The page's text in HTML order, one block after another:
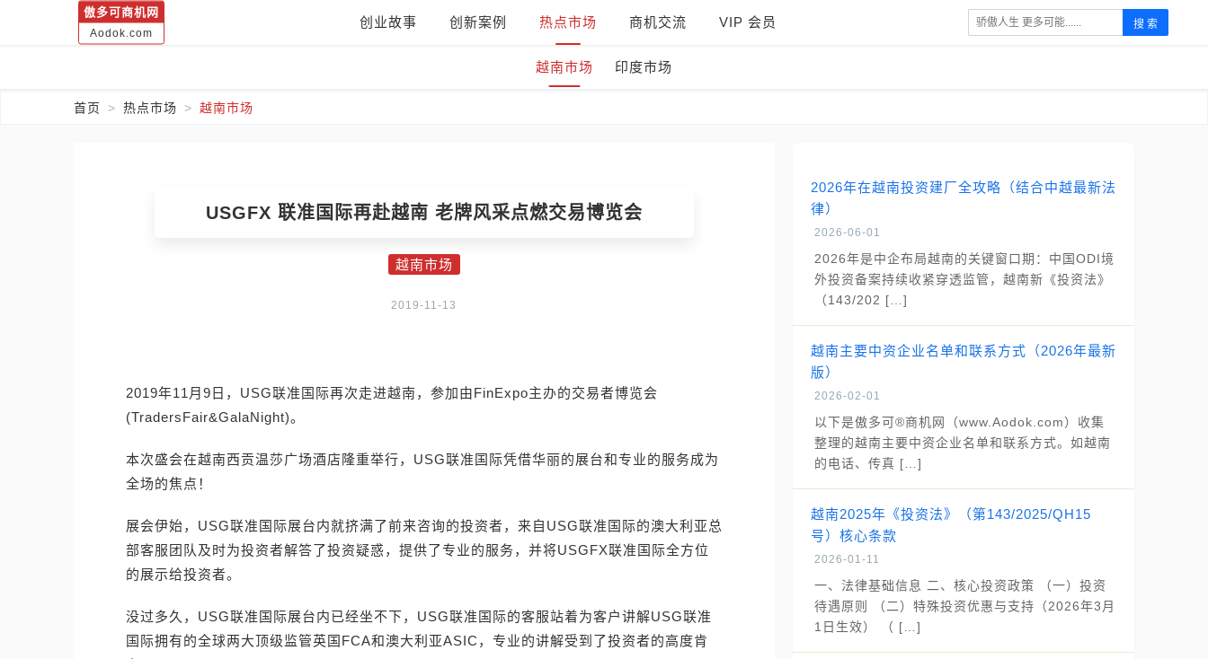
傲多可商机网
Aodok.com
创业故事 创新案例 热点市场 商机交流 VIP 会员 搜 索
越南市场 印度市场
首页 热点市场 越南市场
USGFX 联准国际再赴越南 老牌风采点燃交易博览会
越南市场
2019-11-13
2019年11月9日，USG联准国际再次走进越南，参加由FinExpo主办的交易者博览会
(TradersFair&GalaNight)。
本次盛会在越南西贡温莎广场酒店隆重举行，USG联准国际凭借华丽的展台和专业的服务成为
全场的焦点！
展会伊始，USG联准国际展台内就挤满了前来咨询的投资者，来自USG联准国际的澳大利亚总
部客服团队及时为投资者解答了投资疑惑，提供了专业的服务，并将USGFX联准国际全方位
的展示给投资者。
没过多久，USG联准国际展台内已经坐不下，USG联准国际的客服站着为客户讲解USG联准
国际拥有的全球两大顶级监管英国FCA和澳大利亚ASIC，专业的讲解受到了投资者的高度肯
2026年在越南投资建厂全攻略（结合中越最新法
律）
2026-06-01
2026年是中企布局越南的关键窗口期：中国ODI境
外投资备案持续收紧穿透监管，越南新《投资法》
（143/202 […]
越南主要中资企业名单和联系方式（2026年最新
版）
2026-02-01
以下是傲多可®商机网（www.Aodok.com）收集
整理的越南主要中资企业名单和联系方式。如越南
的电话、传真 […]
越南2025年《投资法》（第143/2025/QH15
号）核心条款
2026-01-11
一、法律基础信息 二、核心投资政策 （一）投资
待遇原则 （二）特殊投资优惠与支持（2026年3月
1日生效） （ […]